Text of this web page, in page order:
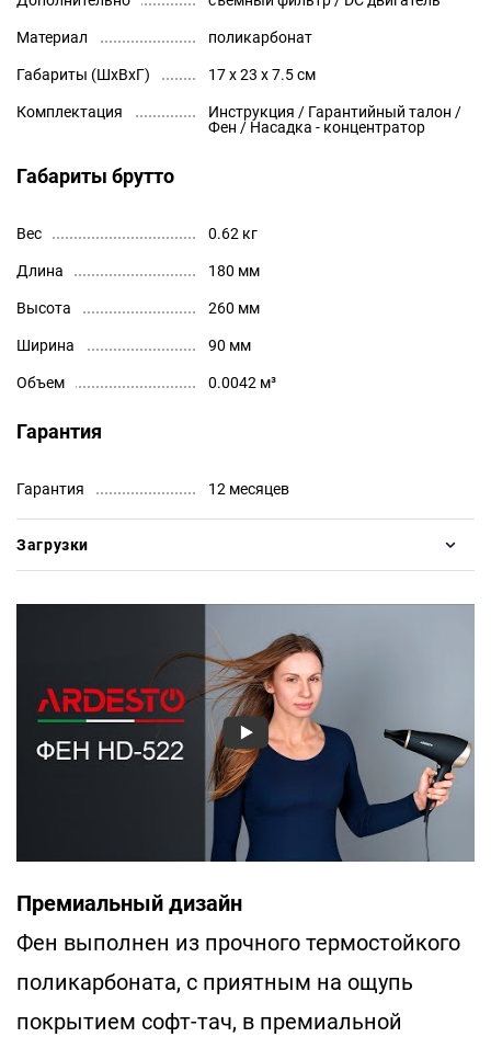
Материал поликарбонат
Габариты (ШхВхГ) 17 x 23 x 7.5 см
Комплектация
Инструкция / Гарантийный талон /
Фен / Насадка - концентратор
Габариты брутто
Вес 0.62 кг
Длина 180 мм
Высота 260 мм
Ширина 90 мм
Объем 0.0042 м³
Гарантия
Гарантия 12 месяцев
Загрузки
Премиальный дизайн
Фен выполнен из прочного термостойкого
поликарбоната, с приятным на ощупь
покрытием софт-тач, в премиальной